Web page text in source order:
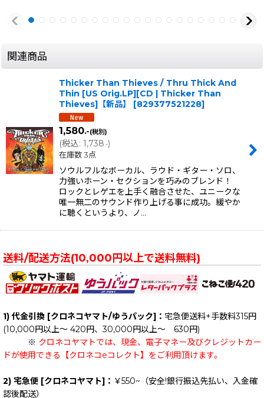
関連商品
Thicker Than Thieves / Thru Thick And
Thin [US Orig.LP][CD | Thicker Than
Thieves]【新品】
[829377521228]
1,580.-(税別)
(税込: 1,738.-)
在庫数 3点
ソウルフルなボーカル、ラウド・ギター・ソロ、
力強いホーン・セクションを巧みのブレンド！
ロックとレゲエを上手く融合させた、ユニークな
唯一無二のサウンド作り上げる事に成功。緩やか
に聴くというより、ノ…
送料/配送方法(10,000円以上で送料無料)
1) 代金引換 [クロネコヤマト/ゆうパック]： 宅急便送料+手数料315円
(10,000円以上～ 420円、30,000円以上～ 630円)
※ クロネコヤマトでは、現金、電子マネー及びクレジットカー
ドが使用できる【クロネコeコレクト】をご利用頂けます。
2) 宅急便 [クロネコヤマト]： ￥550~（安全!銀行振込先払い、入金確
認後配送）